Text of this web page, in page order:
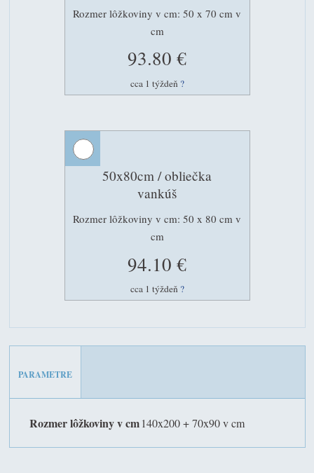
Rozmer lôžkoviny v cm: 50 x 70 cm v
cm
93.80 €
cca 1 týždeň ?
50x80cm / obliečka
vankúš
Rozmer lôžkoviny v cm: 50 x 80 cm v
cm
94.10 €
cca 1 týždeň ?
PARAMETRE
Rozmer lôžkoviny v cm140x200 + 70x90 v cm